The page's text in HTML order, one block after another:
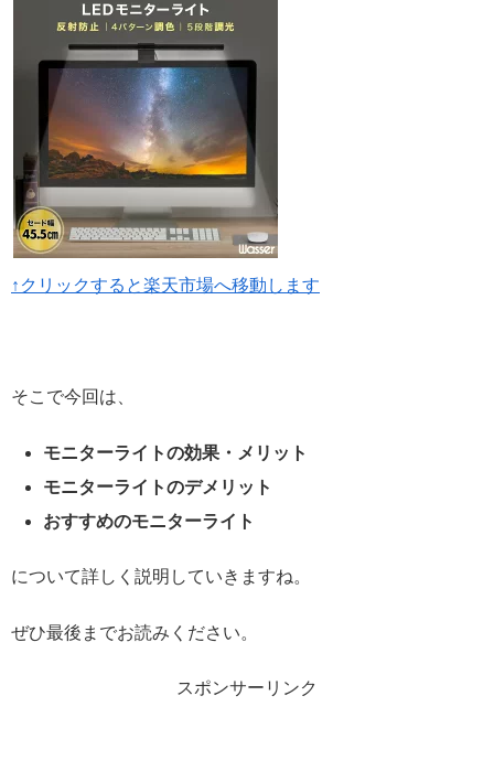
↑クリックすると楽天市場へ移動します
そこで今回は、
モニターライトの効果・メリット
モニターライトのデメリット
おすすめのモニターライト
について詳しく説明していきますね。
ぜひ最後までお読みください。
スポンサーリンク